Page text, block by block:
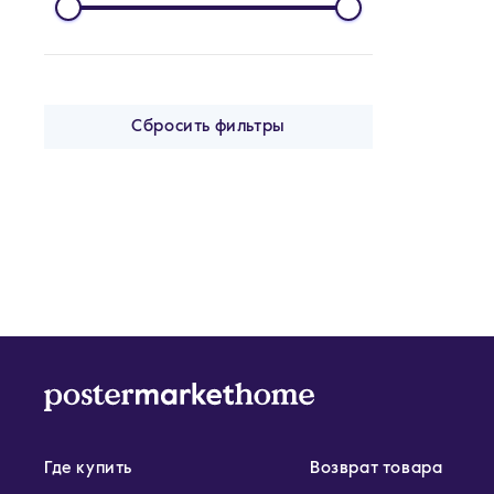
Сбросить фильтры
Где купить Возврат товара